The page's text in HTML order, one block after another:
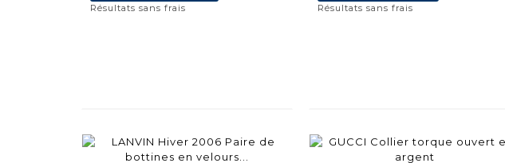
Résultats sans frais Résultats sans frais